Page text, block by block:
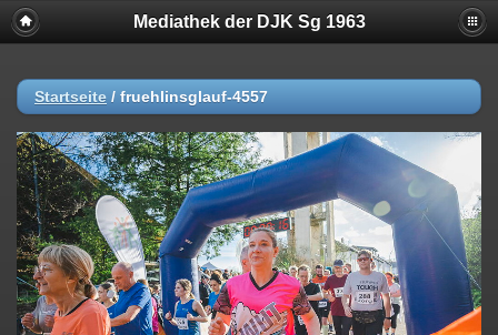
Mediathek der DJK Sg 1963
Startseite / fruehlinsglauf-4557